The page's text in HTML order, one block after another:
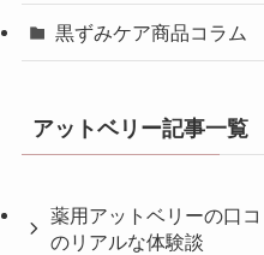
黒ずみケア商品コラム
アットベリー記事一覧
薬用アットベリーの口
のリアルな体験談